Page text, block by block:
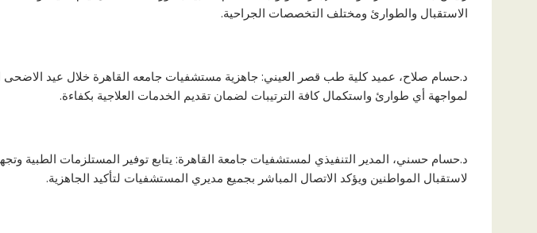
الاستقبال والطوارئ ومختلف التخصصات الجراحية.
د.حسام صلاح، عميد كلية طب قصر العيني: جاهزية مستشفيات جامعه القاهرة خلال عيد الاضحى
لمواجهة أي طوارئ واستكمال كافة الترتيبات لضمان تقديم الخدمات العلاجية بكفاءة.
د.حسام حسني، المدير التنفيذي لمستشفيات جامعة القاهرة: يتابع توفير المستلزمات الطبية
لاستقبال المواطنين ويؤكد الاتصال المباشر بجميع مديري المستشفيات لتأكيد الجاهزية.